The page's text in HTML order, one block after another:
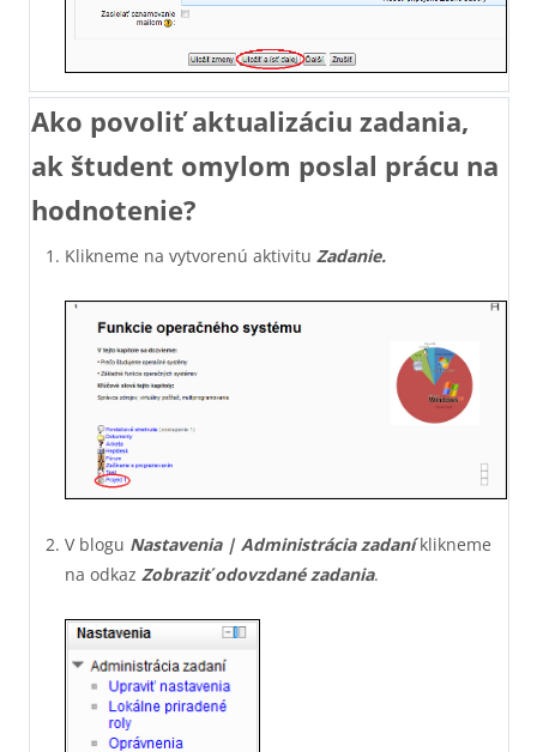
Ako povoliť aktualizáciu zadania,
ak študent omylom poslal prácu na
hodnotenie?
Klikneme na vytvorenú aktivitu Zadanie.
V blogu Nastavenia | Administrácia zadaníklikneme
na odkaz Zobraziť odovzdané zadania.